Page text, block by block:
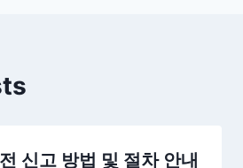
신고 방법 및 절차 안내